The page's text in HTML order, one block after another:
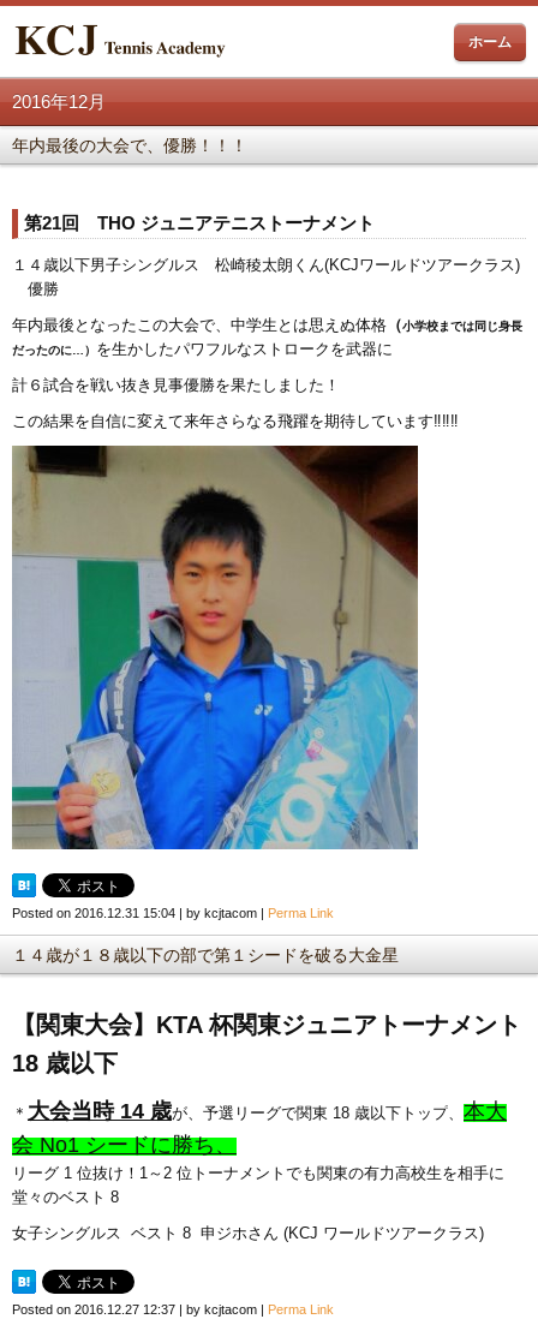
ホーム
2016年12月
年内最後の大会で、優勝！！！
第21回 THO ジュニアテニストーナメント
１４歳以下男子シングルス 松崎稜太朗くん(KCJワールドツアークラス)
優勝
年内最後となったこの大会で、中学生とは思えぬ体格 （小学校までは同じ身長
だったのに…） を生かしたパワフルなストロークを武器に
計６試合を戦い抜き見事優勝を果たしました！
この結果を自信に変えて来年さらなる飛躍を期待しています‼‼‼
Posted on 2016.12.31 15:04 | by kcjtacom | Perma Link
１４歳が１８歳以下の部で第１シードを破る大金星
【関東大会】KTA 杯関東ジュニアトーナメント
18 歳以下
＊ 大会当時 14 歳が、予選リーグで関東 18 歳以下トップ
本大
会 No1 シードに勝ち、
リーグ 1 位抜け！1～2 位トーナメントでも関東の有力高校生を相手に
堂々のベスト 8
女子シングルス ベスト 8 申ジホさん (KCJ ワールドツアークラス)
Posted on 2016.12.27 12:37 | by kcjtacom | Perma Link